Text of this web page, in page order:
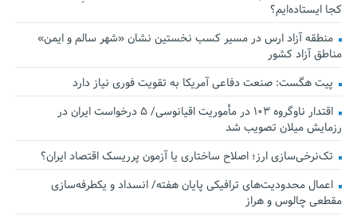
کجا ایستاده‌ایم؟
منطقه آزاد ارس در مسیر کسب نخستین نشان «شهر سالم و ایمن»
مناطق آزاد کشور
پیت هگست: صنعت دفاعی آمریکا به تقویت فوری نیاز دارد
اقتدار ناوگروه ۱۰۳ در مأموریت‌ اقیانوسی/ ۵ درخواست ایران در
رزمایش میلان تصویب شد
تک‌نرخی‌سازی ارز؛ اصلاح ساختاری یا آزمون پرریسک اقتصاد ایران؟
اعمال محدودیت‌های ترافیکی پایان هفته/ انسداد و یکطرفه‌سازی
مقطعی چالوس و هراز